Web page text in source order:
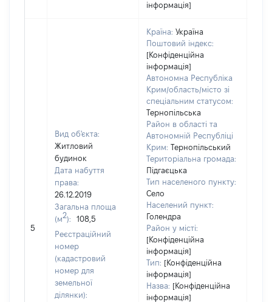
інформація]
5
Вид об'єкта:
Житловий
будинок
Дата набуття
права:
26.12.2019
Загальна площа
(м2):
108,5
Реєстраційний
номер
(кадастровий
номер для
земельної
ділянки):
Країна: Україна
Поштовий індекс:
[Конфіденційна
інформація]
Автономна Республіка
Крим/область/місто зі
спеціальним статусом:
Тернопільська
Район в області та
Автономній Республіці
Крим: Тернопільський
Територіальна громада:
Підгаєцька
Тип населеного пункту:
Село
Населений пункт:
Голендра
Район у місті:
[Конфіденційна
інформація]
Тип: [Конфіденційна
інформація]
Назва: [Конфіденційна
інформація]